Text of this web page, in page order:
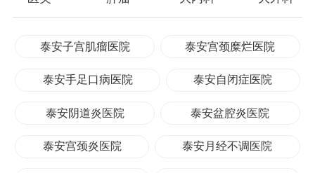
泰安子宫肌瘤医院 泰安宫颈糜烂医院
泰安手足口病医院 泰安自闭症医院
泰安阴道炎医院 泰安盆腔炎医院
泰安宫颈炎医院 泰安月经不调医院